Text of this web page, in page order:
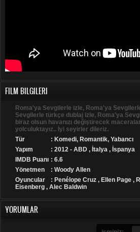
FILM BILGILERI
Roma'ya Sevgilerle izle, Roma'ya
Sevgilerle türkçe dublaj izle, Roma'ya
biraz olsun havanızı değiştirecek
yolculuktayız.. İyi seyirler dileriz.
Tür
: Komedi, Romantik, Yabancı
Yapım
: 2012 - ABD , İtalya , İspanya
IMDB Puanı : 6.6
Yönetmen
: Woody Allen
Oyuncular
: Penélope Cruz , Ellen Page ,
Eisenberg , Alec Baldwin
YORUMLAR